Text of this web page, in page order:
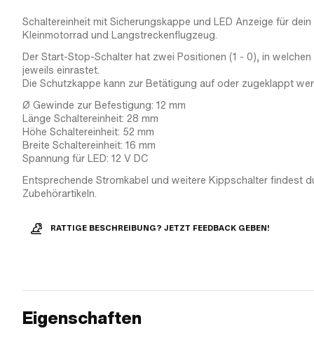
Schaltereinheit mit Sicherungskappe und LED Anzeige für
Kleinmotorrad und Langstreckenflugzeug.
Der Start-Stop-Schalter hat zwei Positionen (1 - 0), in
jeweils einrastet.
Die Schutzkappe kann zur Betätigung auf oder zugeklappt
Ø Gewinde zur Befestigung: 12 mm
Länge Schaltereinheit: 28 mm
Höhe Schaltereinheit: 52 mm
Breite Schaltereinheit: 16 mm
Spannung für LED: 12 V DC
Entsprechende Stromkabel und weitere Kippschalter findest
Zubehörartikeln.
RATTIGE BESCHREIBUNG? JETZT FEEDBACK GEBEN!
Eigenschaften